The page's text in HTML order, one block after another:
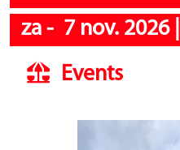
za- 7 nov. 2026|
Events